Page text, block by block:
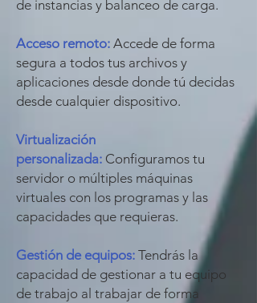
de instancias y balanceo de carga.
Acceso remoto: Accede de forma
segura a todos tus archivos y
aplicaciones desde donde tú decidas
desde cualquier dispositivo.
Virtualización
personalizada: Configuramos tu
servidor o múltiples máquinas
virtuales con los programas y las
capacidades que requieras.
Gestión de equipos: Tendrás la
capacidad de gestionar a tu equipo
de trabajo al trabajar de forma